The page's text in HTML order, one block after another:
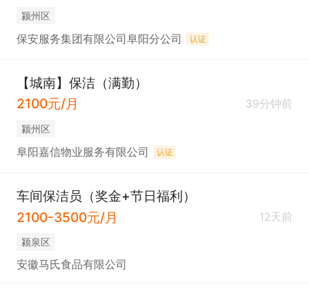
颍州区
保安服务集团有限公司阜阳分公司 认证
【城南】保洁（满勤）
2100元/月
39分钟前
颍州区
阜阳嘉信物业服务有限公司 认证
车间保洁员（奖金+节日福利）
2100-3500元/月
12天前
颍泉区
安徽马氏食品有限公司